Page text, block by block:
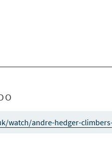
watch/andre-hedger-